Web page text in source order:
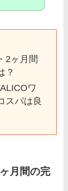
2ヶ月間
？
ワ
スパは良
月間の完